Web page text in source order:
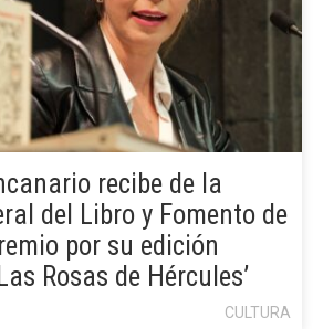
recibe de la
del Libro y Fomento de
por su edición
Rosas de Hércules’
CULTURA